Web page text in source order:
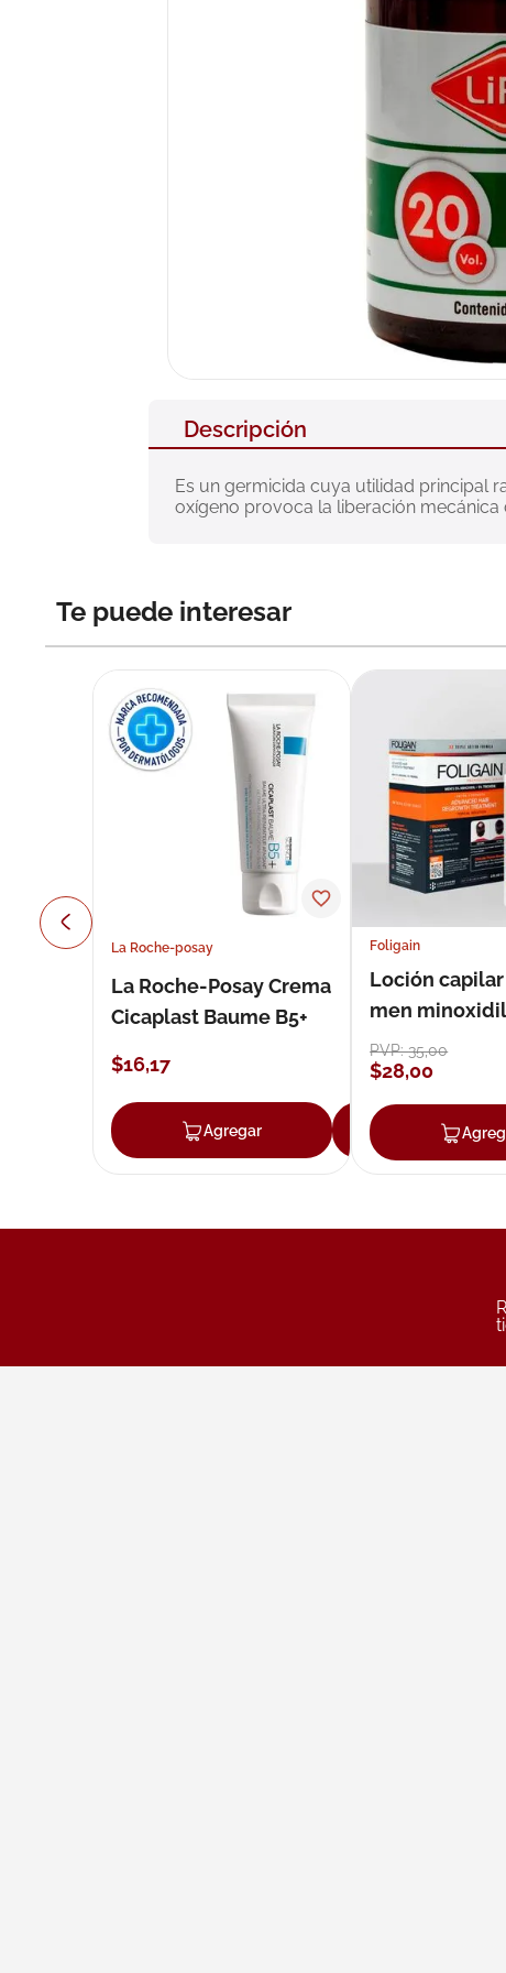
Descripción
Es un germicida cuya utilidad principal
oxígeno provoca la liberación mecánica
Te puede interesar
La Roche-posay
La Roche-Posay Crema
Cicaplast Baume B5+
$16,17
Agregar Agregar
Foligain
Loción
men
loción 59 ml
PVP:35,00
$28,00
10.pañales